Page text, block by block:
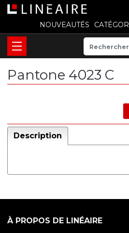
NOUVEAUTÉS
Pantone 4023 C
Description
À PROPOS DE LINÉAIRE